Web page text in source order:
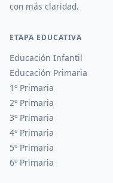
con más claridad.
ETAPA EDUCATIVA
Educación Infantil
Educación Primaria
1º Primaria
2º Primaria
3º Primaria
4º Primaria
5º Primaria
6º Primaria